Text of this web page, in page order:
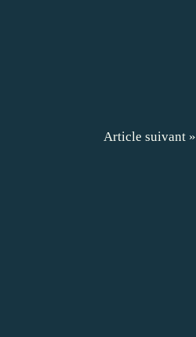
Article suivant »